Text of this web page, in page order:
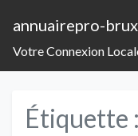
annuairepro-
Votre Connexion
Étiquette :